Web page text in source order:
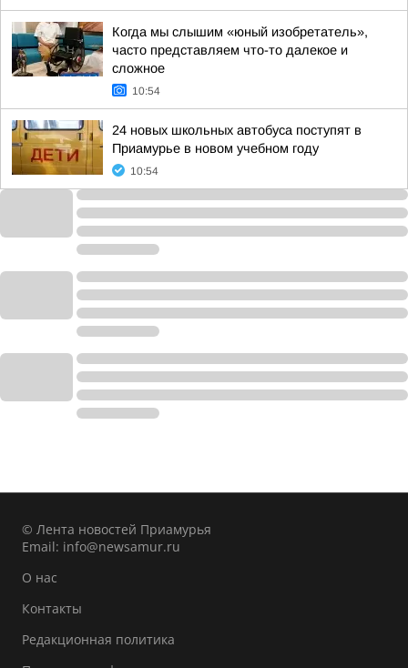
Когда мы слышим «юный изобретатель»,
часто представляем что-то далекое и
сложное
10:54
24 новых школьных автобуса поступят в
Приамурье в новом учебном году
10:54
© Лента новостей Приамурья
Email: info@newsamur.ru
О нас
Контакты
Редакционная политика